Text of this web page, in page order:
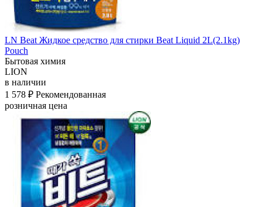
LN Beat Жидкое средство для стирки Beat Liquid 2L(2.1kg)
Pouch
Бытовая химия
LION
в наличии
1 578 ₽ Рекомендованная
розничная цена